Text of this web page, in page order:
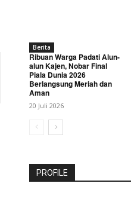
Berita
Ribuan Warga Padati Alun-
alun Kajen, Nobar Final
Piala Dunia 2026
Berlangsung Meriah dan
Aman
20 Juli 2026
PROFILE